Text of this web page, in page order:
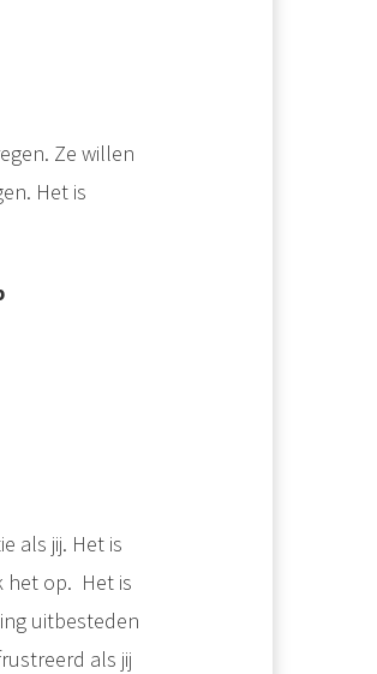
Ze willen
Het is
als jij. Het is
het op. Het is
uitbesteden
als jij